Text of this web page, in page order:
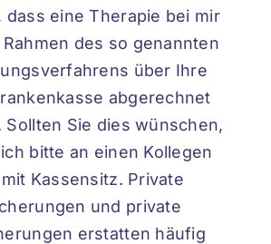
dass eine Therapie bei mir
des so genannten
über Ihre
abgerechnet
Sollten Sie dies wünschen,
bitte an einen Kollegen
Kassensitz. Private
und private
erstatten häufig